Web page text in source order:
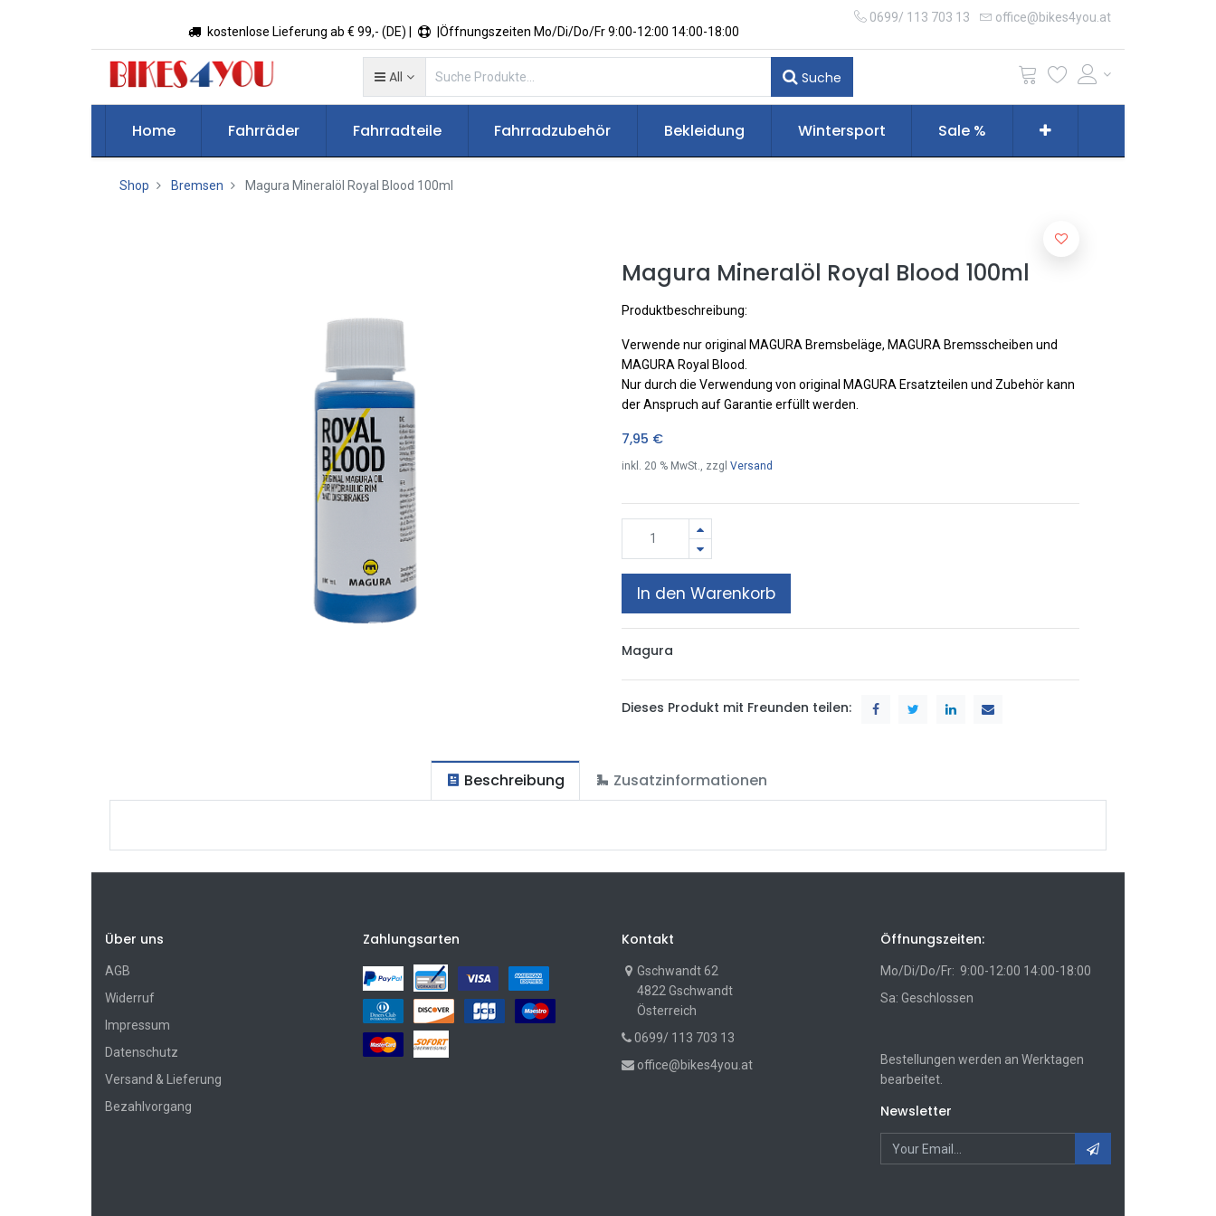
kostenlose Lieferung ab € 99,- (DE) | |Öffnungszeiten Mo/Di/Do/Fr 9:00-12:00 14:00-18:00
0699/ 113 703 13 office@bikes4you.at
All Suche
Home Fahrräder Fahrradteile Fahrradzubehör Bekleidung Wintersport Sale %
Shop Bremsen Magura Mineralöl Royal Blood 100ml
Magura Mineralöl Royal Blood 100ml
Produktbeschreibung:
Verwende nur original MAGURA Bremsbeläge, MAGURA Bremsscheiben und
MAGURA Royal Blood.
Nur durch die Verwendung von original MAGURA Ersatzteilen und Zubehör kann
der Anspruch auf Garantie erfüllt werden.
7,95 €
inkl. 20 % MwSt., zzgl Versand
In den Warenkorb
Magura
Dieses Produkt mit Freunden teilen:
Beschreibung Zusatzinformationen
Über uns
AGB
Widerruf
Impressum
Datenschutz
Versand & Lieferung
Bezahlvorgang
Zahlungsarten Kontakt
Gschwandt 62
4822 Gschwandt
Österreich
0699/ 113 703 13
office@bikes4you.at
Öffnungszeiten:
Mo/Di/Do/Fr: 9:00-12:00 14:00-18:00
Sa: Geschlossen
Bestellungen werden an Werktagen
bearbeitet.
Newsletter